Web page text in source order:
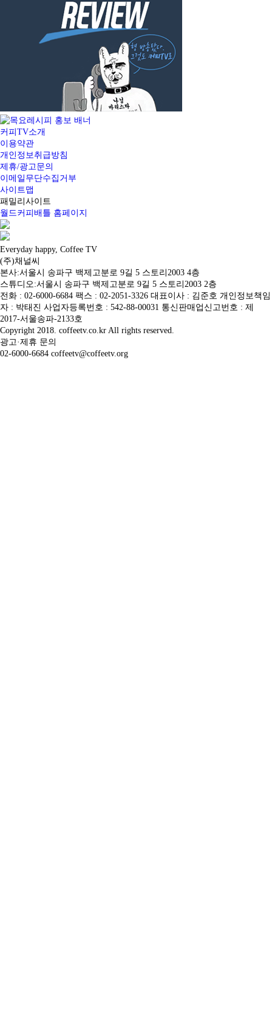
커피TV소개
이용약관
개인정보취급방침
제휴/광고문의
이메일무단수집거부
사이트맵
패밀리사이트
월드커피배틀 홈페이지
Everyday happy, Coffee TV
(주)채널씨
본사:서울시 송파구 백제고분로 9길 5 스토리2003 4층
스튜디오:서울시 송파구 백제고분로 9길 5 스토리2003 2층
전화 : 02-6000-6684 팩스 : 02-2051-3326 대표이사 : 김준호 개인정보책임
자 : 박태진 사업자등록번호 : 542-88-00031 통신판매업신고번호 : 제
2017-서울송파-2133호
Copyright 2018. coffeetv.co.kr All rights reserved.
광고·제휴 문의
02-6000-6684 coffeetv@coffeetv.org